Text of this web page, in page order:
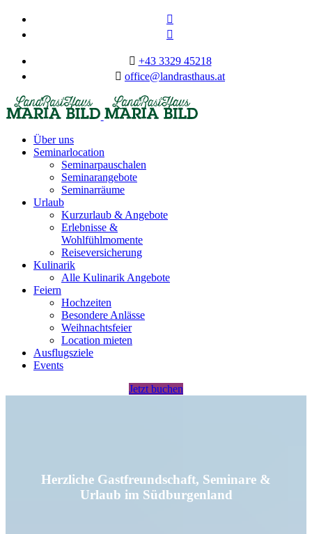
+43 3329 45218
office@landrasthaus.at
Über uns
Seminarlocation
Seminarpauschalen
Seminarangebote
Seminarräume
Urlaub
Kurzurlaub & Angebote
Erlebnisse &
Wohlfühlmomente
Reiseversicherung
Kulinarik
Alle Kulinarik Angebote
Feiern
Hochzeiten
Besondere Anlässe
Weihnachtsfeier
Location mieten
Ausflugsziele
Events
Jetzt buchen
Herzliche Gastfreundschaft, Seminare &
Urlaub im Südburgenland